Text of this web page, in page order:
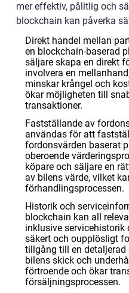
mer effektiv, pålitlig och
blockchain kan påverka
Direkt handel mellan
en blockchain-baserad
säljare skapa en direkt
involvera en
minskar krångel och
ökar möjligheten till
transaktioner.
Fastställande av
användas för att
fordonsvärden baserat
oberoende
köpare och säljare en
av bilens värde, vilket
förhandlingsprocessen.
Historik och
blockchain kan all
inklusive servicehistorik
säkert och oupplösligt
tillgång till en detaljerad
bilens skick och
förtroende och ökar
försäljningsprocessen.